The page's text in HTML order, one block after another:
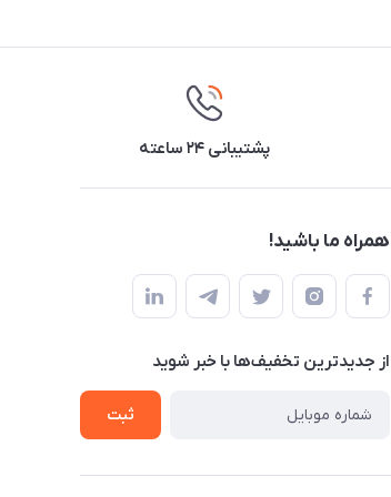
پشتیبانی ۲۴ ساعته
همراه ما باشید!
از جدید‌ترین تخفیف‌ها با‌ خبر شوید
ثبت